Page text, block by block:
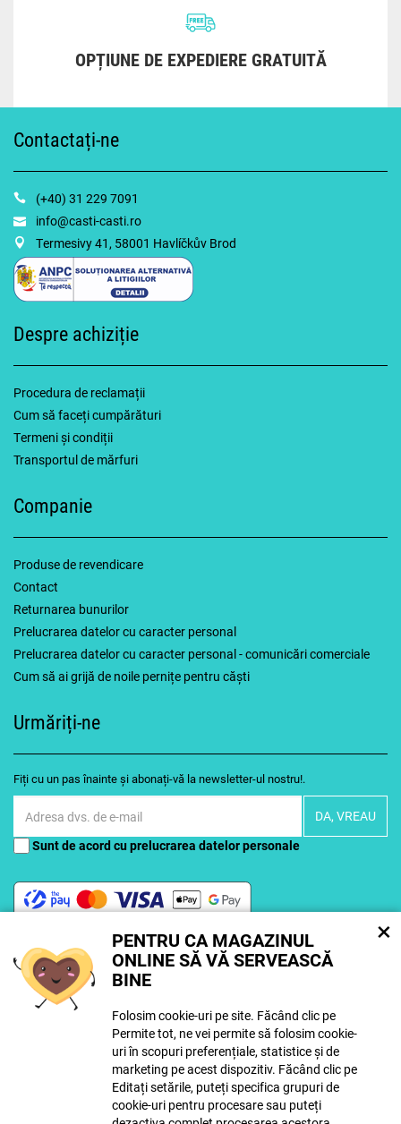
PENTRU CA MAGAZINUL
ONLINE SĂ VĂ SERVEASCĂ
BINE
Folosim cookie-uri pe site. Făcând clic pe
Permite tot, ne vei permite să folosim cookie-
uri în scopuri preferențiale, statistice și de
marketing pe acest dispozitiv. Făcând clic pe
Editați setările, puteți specifica grupuri de
cookie-uri pentru procesare sau puteți
×
OPȚIUNE DE EXPEDIERE GRATUITĂ
Contactați-ne
(+40) 31 229 7091
info@casti-casti.ro
Termesivy 41, 58001 Havlíčkův Brod
Despre achiziție
Procedura de reclamații
Cum să faceți cumpărături
Termeni și condiții
Transportul de mărfuri
Companie
Produse de revendicare
Contact
Returnarea bunurilor
Prelucrarea datelor cu caracter personal
Prelucrarea datelor cu caracter personal - comunicări comerciale
Cum să ai grijă de noile pernițe pentru căști
Urmăriți-ne
Fiți cu un pas înainte și abonați-vă la newsletter-ul nostru!.
Sunt de acord cu prelucrarea datelor personale
Este posibil ca instrumentele de inteligență artificială să fi fost folosite în
crearea conținutului. Mai multe
© Copyright ECLIPSERA s.r.o.
Toate drepturile rezervate
Versiune maghiară